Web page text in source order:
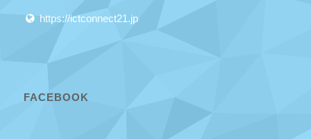
https://ictconnect21.jp
FACEBOOK